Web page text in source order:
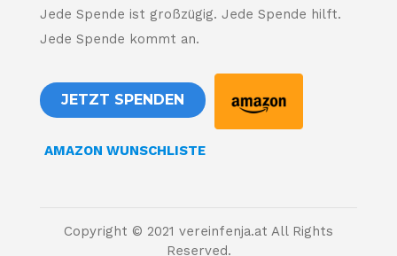
Jede Spende ist großzügig. Jede Spende hilft.
Jede Spende kommt an.
JETZT SPENDEN
AMAZON WUNSCHLISTE
Copyright © 2021 vereinfenja.at All Rights
Reserved.